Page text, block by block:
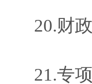
20.财
21.专